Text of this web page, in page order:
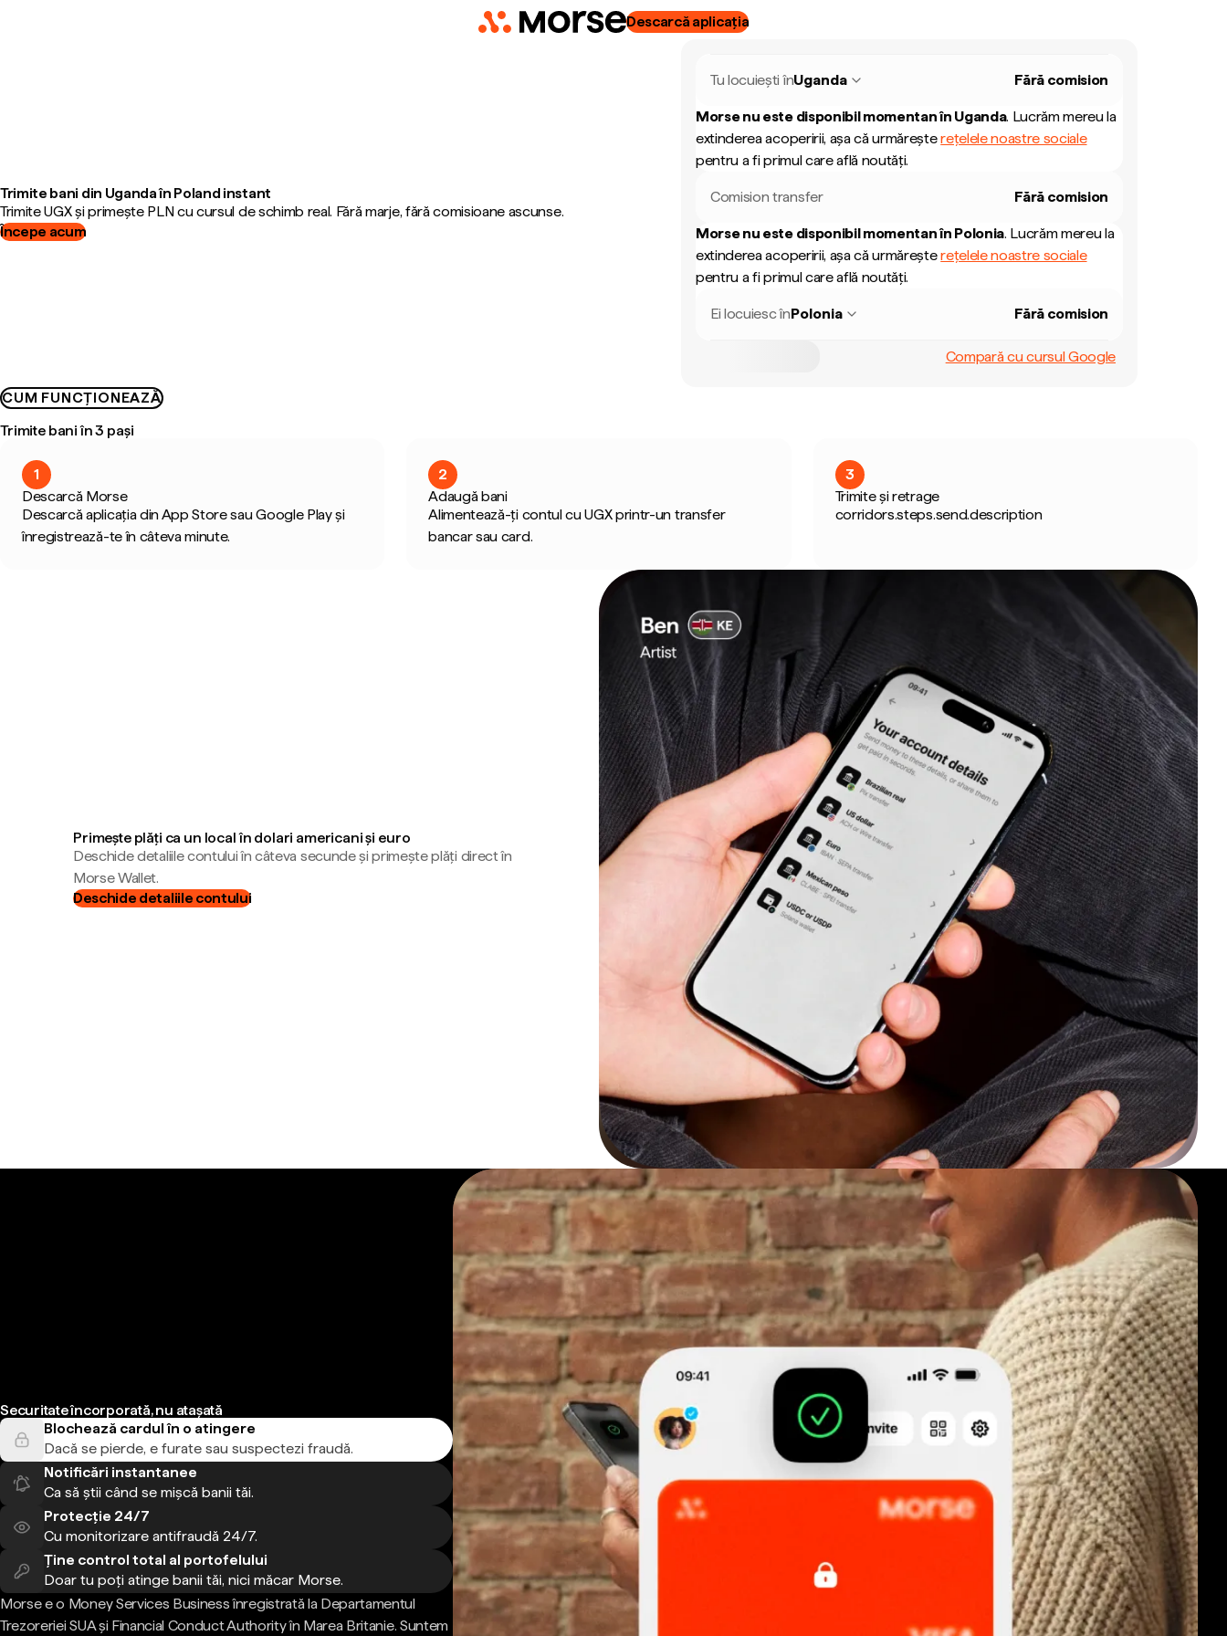
Descarcă aplicația
Trimite bani din Uganda în Poland instant
Trimite UGX și primește PLN cu cursul de schimb real. Fără marje, fără comisioane ascunse.
Începe acum
Tu locuiești înUganda Fără comision
Morse nu este disponibil momentan în Uganda. Lucrăm mereu la
extinderea acoperirii, așa că urmăreșterețelele noastre sociale
pentru a fi primul care află noutăți.
Comision transfer Fără comision
Morse nu este disponibil momentan în Polonia. Lucrăm mereu la
extinderea acoperirii, așa că urmăreșterețelele noastre sociale
pentru a fi primul care află noutăți.
Ei locuiesc înPolonia Fără comision
Compară cu cursul Google
CUM FUNCȚIONEAZĂ
Trimite bani în 3 pași
1
Descarcă Morse
Descarcă aplicația din App Store sau Google Play și
înregistrează-te în câteva minute.
2
Adaugă bani
Alimentează-ți contul cu UGX printr-un transfer
bancar sau card.
3
Trimite și retrage
corridors.steps.send.description
Primește plăți ca un local în dolari americani și euro
Deschide detaliile contului în câteva secunde și primește plăți direct în
Morse Wallet.
Deschide detaliile contului
Securitate încorporată, nu atașată
Blochează cardul în o atingere
Dacă se pierde, e furate sau suspectezi fraudă.
Notificări instantanee
Ca să știi când se mișcă banii tăi.
Protecție 24/7
Cu monitorizare antifraudă 24/7.
Ține control total al portofelului
Doar tu poți atinge banii tăi, nici măcar Morse.
Morse e o Money Services Business înregistrată la Departamentul
Trezoreriei SUA și Financial Conduct Authority în Marea Britanie. Suntem